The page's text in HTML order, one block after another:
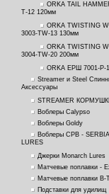
ORKA TAIL
T-12 120мм
ORKA TWISTING
3003-TW-13 130мм
ORKA TWISTING
3004-TW-20 200мм
ORKA ЕРШ 7001-P-
Streamer и Steel
Аксессуары
STREAMER
Воблеры Calypso
Воблеры Goldy
Воблеры СРВ -
LURES
Джерки Monarch Lures
Матчевые поплавки -
Матчевые поплавки B-
Подставки для удилищ